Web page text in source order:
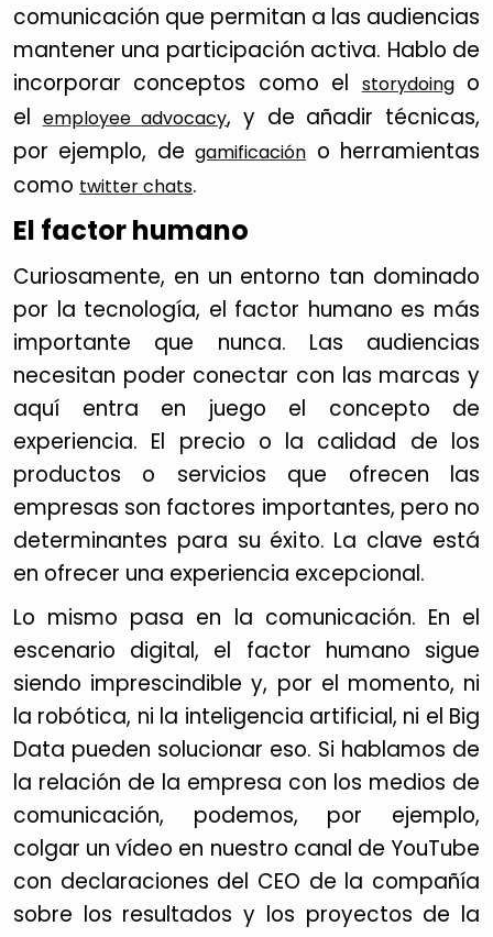
comunicación que permitan a las audiencias
mantener una participación activa. Hablo de
incorporar conceptos como el storydoingo
el employee advocacy, y de añadir técnicas,
por ejemplo, degamificación o herramientas
como twitter chats.
El factor humano
Curiosamente, en un entorno tan dominado
por la tecnología, el factor humano es más
importante que nunca. Las audiencias
necesitan poder conectar con las marcas y
aquí entra en juego el concepto de
experiencia. El precio o la calidad de los
productos o servicios que ofrecen las
empresas son factores importantes, pero no
determinantes para su éxito. La clave está
en ofrecer una experiencia excepcional.
Lo mismo pasa en la comunicación. En el
escenario digital, el factor humano sigue
siendo imprescindible y, por el momento, ni
la robótica, ni la inteligencia artificial, ni el Big
Data pueden solucionar eso. Si hablamos de
la relación de la empresa con los medios de
comunicación, podemos, por ejemplo,
colgar un vídeo en nuestro canal de YouTube
con declaraciones del CEO de la compañía
sobre los resultados y los proyectos de la